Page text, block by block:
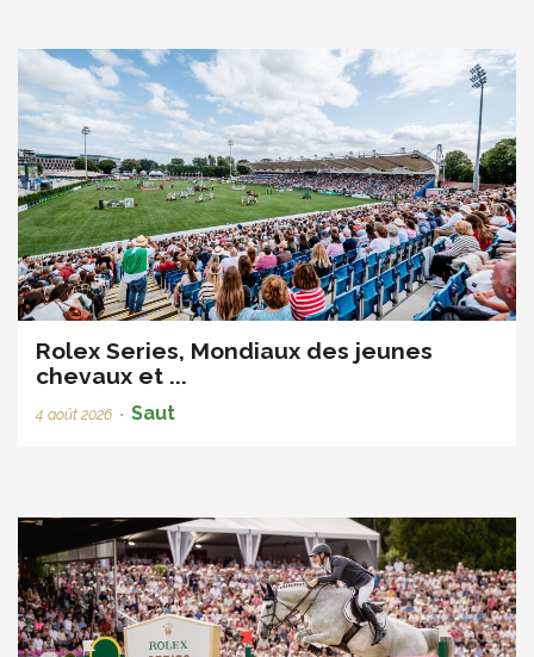
Rolex Series, Mondiaux des jeunes
chevaux et ...
4 août 2026 • Saut